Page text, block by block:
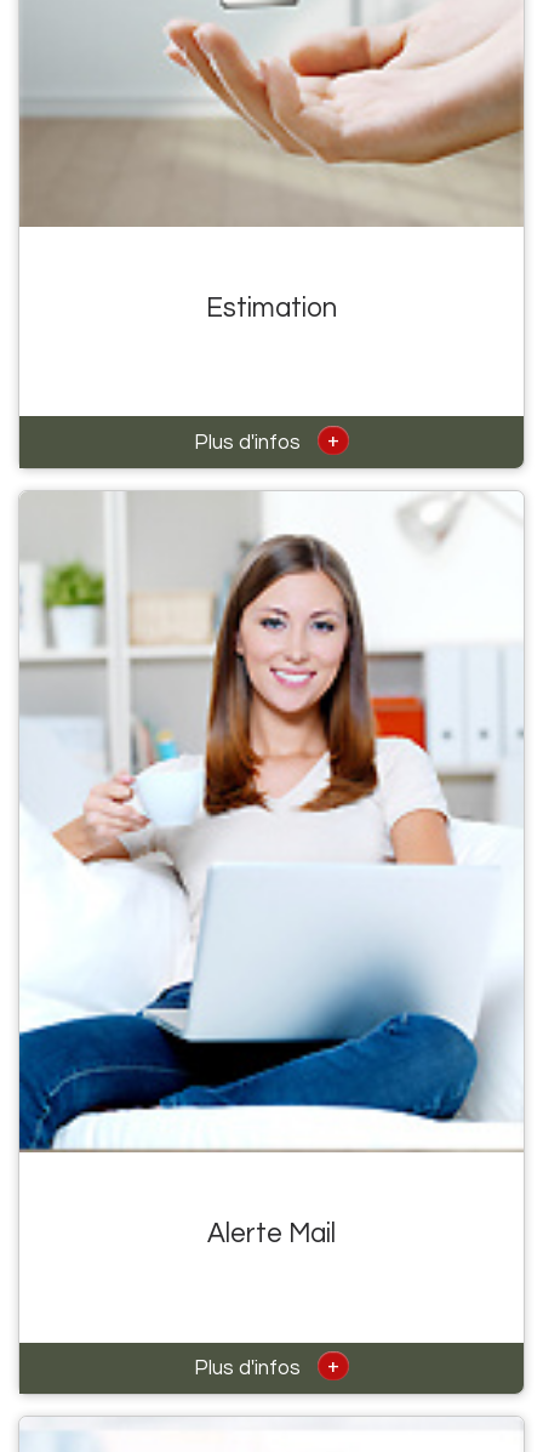
Estimation
Plus d'infos +
Alerte Mail
Plus d'infos +